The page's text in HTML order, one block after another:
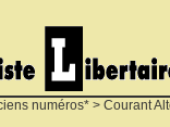
numéros* > Courant